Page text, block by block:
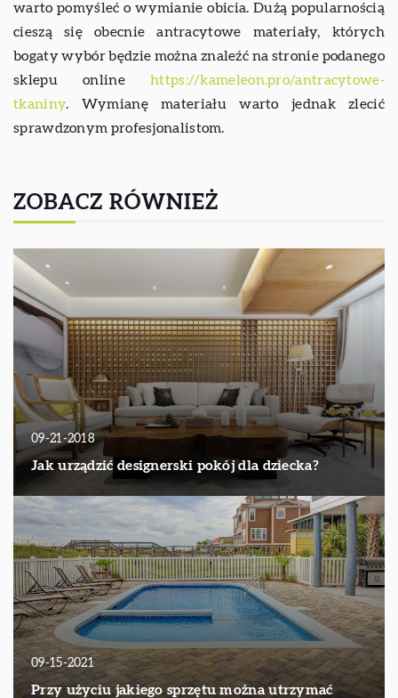
warto pomyśleć o wymianie obicia. Dużą popularnością
cieszą się obecnie antracytowe materiały, których
bogaty wybór będzie można znaleźć na stronie podanego
sklepu onlinehttps://kameleon.pro/antracytowe-
tkaniny. Wymianę materiału warto jednak zlecić
sprawdzonym profesjonalistom.
ZOBACZ RÓWNIEŻ
09-21-2018
Jak urządzić designerski pokój dla dziecka?
09-15-2021
Przy użyciu jakiego sprzętu można utrzymać